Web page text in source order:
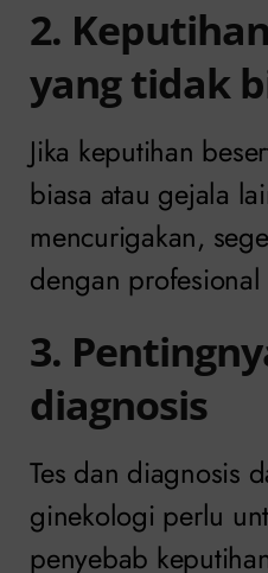
2.
yang tidak
Jika keputihan
biasa atau gejala
mencurigakan,
dengan profesional
3.
diagnosis
Tes dan diagnosis
ginekologi perlu
penyebab